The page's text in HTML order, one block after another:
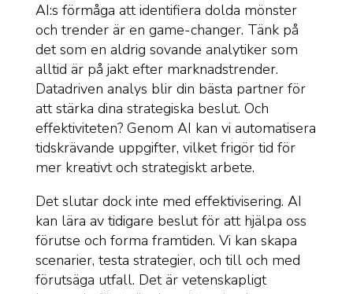
AI:s förmåga att identifiera dolda mönster
och trender är en game-changer. Tänk på
det som en aldrig sovande analytiker som
alltid är på jakt efter marknadstrender.
Datadriven analys blir din bästa partner för
att stärka dina strategiska beslut. Och
effektiviteten? Genom AI kan vi automatisera
tidskrävande uppgifter, vilket frigör tid för
mer kreativt och strategiskt arbete.
Det slutar dock inte med effektivisering. AI
kan lära av tidigare beslut för att hjälpa oss
förutse och forma framtiden. Vi kan skapa
scenarier, testa strategier, och till och med
förutsäga utfall. Det är vetenskapligt